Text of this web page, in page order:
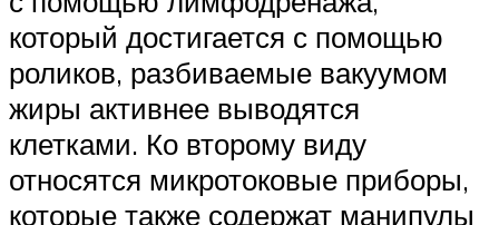
который достигается с помощью
роликов, разбиваемые вакуумом
жиры активнее выводятся
клетками. Ко второму виду
относятся микротоковые приборы,
которые также содержат манипулы